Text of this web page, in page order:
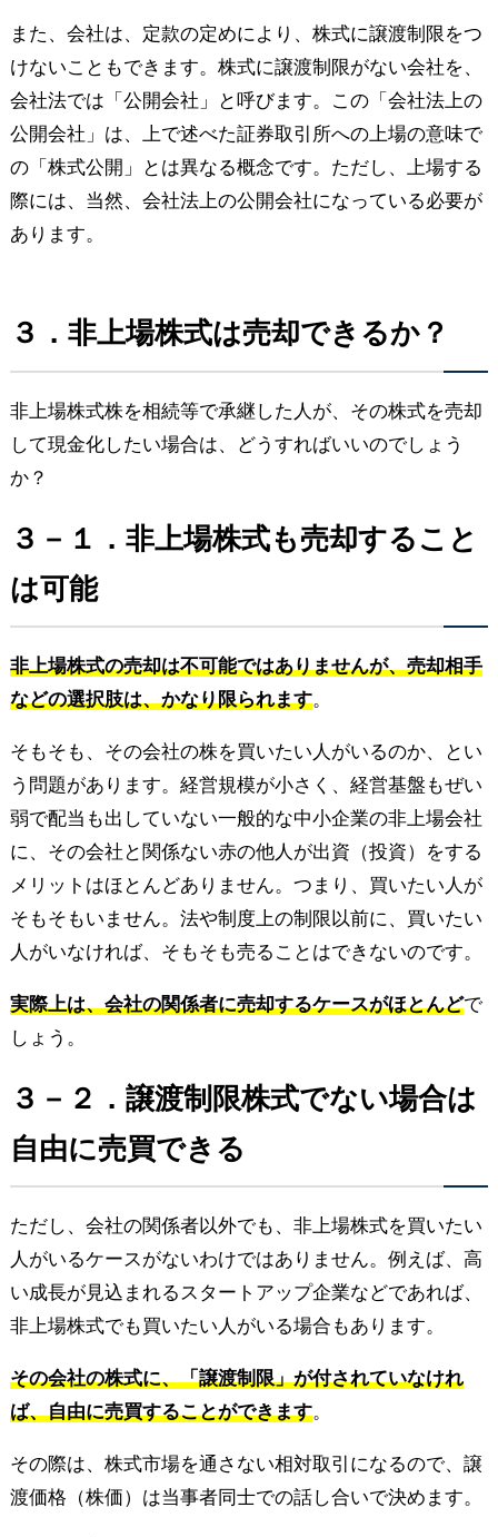
また、会社は、定款の定めにより、株式に譲渡制限をつ
けないこともできます。株式に譲渡制限がない会社を、
会社法では「公開会社」と呼びます。この「会社法上の
公開会社」は、上で述べた証券取引所への上場の意味で
の「株式公開」とは異なる概念です。ただし、上場する
際には、当然、会社法上の公開会社になっている必要が
あります。
３．非上場株式は売却できるか？
非上場株式株を相続等で承継した人が、その株式を売却
して現金化したい場合は、どうすればいいのでしょう
か？
３－１．非上場株式も売却すること
は可能
非上場株式の売却は不可能ではありませんが、売却相手
などの選択肢は、かなり限られます。
そもそも、その会社の株を買いたい人がいるのか、とい
う問題があります。経営規模が小さく、経営基盤もぜい
弱で配当も出していない一般的な中小企業の非上場会社
に、その会社と関係ない赤の他人が出資（投資）をする
メリットはほとんどありません。つまり、買いたい人が
そもそもいません。法や制度上の制限以前に、買いたい
人がいなければ、そもそも売ることはできないのです。
実際上は、会社の関係者に売却するケースがほとんどで
しょう。
３－２．譲渡制限株式でない場合は
自由に売買できる
ただし、会社の関係者以外でも、非上場株式を買いたい
人がいるケースがないわけではありません。例えば、高
い成長が見込まれるスタートアップ企業などであれば、
非上場株式でも買いたい人がいる場合もあります。
その会社の株式に、「譲渡制限」が付されていなけれ
ば、自由に売買することができます。
その際は、株式市場を通さない相対取引になるので、譲
渡価格（株価）は当事者同士での話し合いで決めます。